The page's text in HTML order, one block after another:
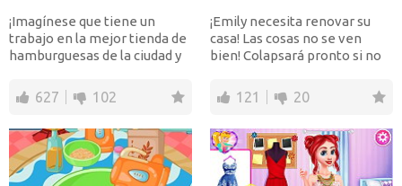
¡Imagínese que tiene un
trabajo en la mejor tienda de
hamburguesas de la ciudad y
627 102
¡Emily necesita renovar su
casa! Las cosas no se ven
bien! Colapsará pronto si no
121 20